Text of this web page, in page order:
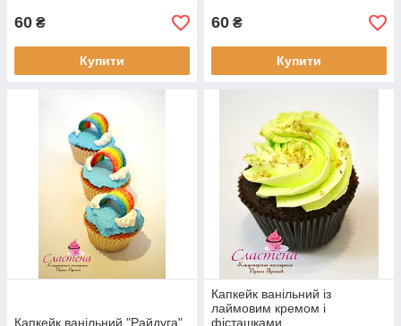
60 ₴
Купити
60 ₴
Купити
Капкейк ванільний "Райдуга"
Капкейк ванільний із
лаймовим кремом і
фісташками